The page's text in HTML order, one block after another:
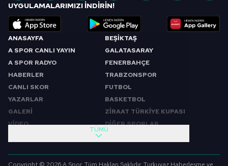
ANASAYFA
A SPOR CANLI YAYIN
A SPOR RADYO
HABERLER
CANLI SKOR
YAZARLAR
GALERİ
VİDEO
BEŞİKTAŞ
GALATASARAY
FENERBAHÇE
TRABZONSPOR
FUTBOL
BASKETBOL
ZİRAAT TÜRKİYE KUPASI
DİĞER SPORLAR
SABAH SPORU
FUTBOL
TÜMÜ
UYGULAMALARIMIZI İNDİRİN!